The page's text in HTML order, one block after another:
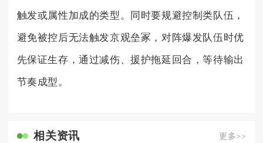
触发或属性加成的类型。同时要规避控制类队伍，
避免被控后无法触发京观垒冢，对阵爆发队伍时优
先保证生存，通过减伤、援护拖延回合，等待输出
节奏成型。
相关资讯 更多>>